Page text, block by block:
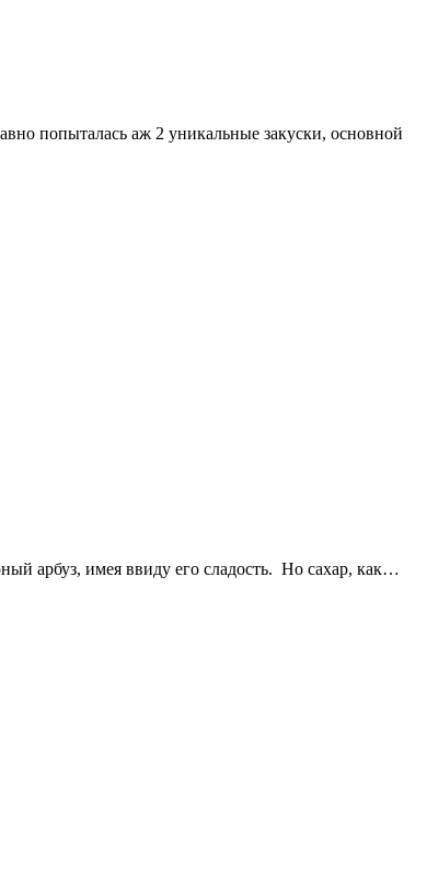
попыталась аж 2 уникальные закуски, основной
арбуз, имея ввиду его сладость. Но сахар, как…